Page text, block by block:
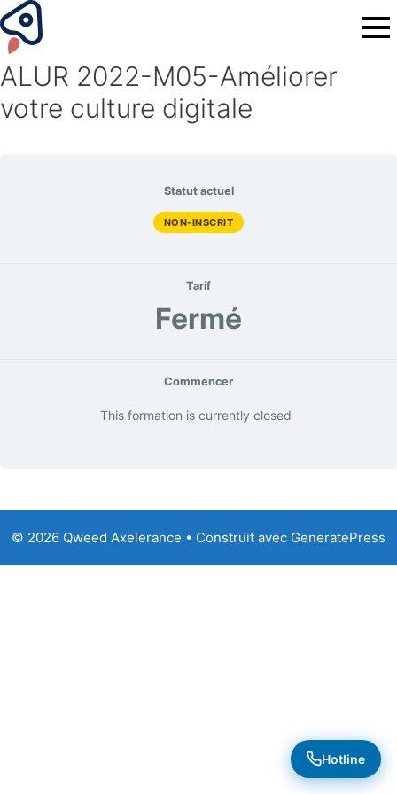
ALUR 2022-M05-Améliorer
votre culture digitale
Statut actuel
NON-INSCRIT
Tarif
Fermé
Commencer
This formation is currently closed
© 2026 Qweed Axelerance • Construit avec GeneratePress
Hotline